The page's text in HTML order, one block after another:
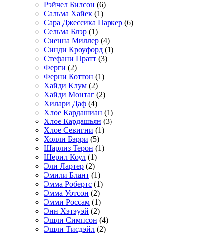
Рэйчел Билсон (6)
Сальма Хайек (1)
Сара Джессика Паркер (6)
Сельма Блэр (1)
Сиенна Миллер (4)
Синди Кроуфорд (1)
Стефани Пратт (3)
Ферги (2)
Ферни Коттон (1)
Хайди Клум (2)
Хайди Монтаг (2)
Хилари Даф (4)
Хлое Кардашиан (1)
Хлое Кардашьян (3)
Хлое Севигни (1)
Холли Бэрри (5)
Шарлиз Терон (1)
Шерил Коул (1)
Эли Лартер (2)
Эмили Блант (1)
Эмма Робертс (1)
Эмма Уотсон (2)
Эмми Россам (1)
Энн Хэтэуэй (2)
Эшли Симпсон (4)
Эшли Тисдэйл (2)